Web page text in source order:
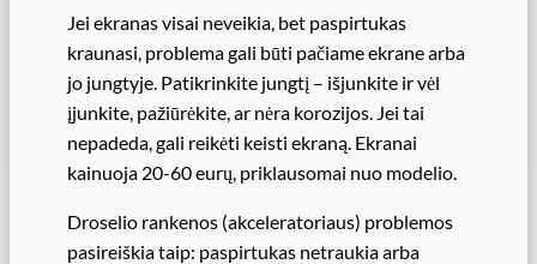
Jei ekranas visai neveikia, bet paspirtukas
kraunasi, problema gali būti pačiame ekrane arba
jo jungtyje. Patikrinkite jungtį – išjunkite ir vėl
įjunkite, pažiūrėkite, ar nėra korozijos. Jei tai
nepadeda, gali reikėti keisti ekraną. Ekranai
kainuoja 20-60 eurų, priklausomai nuo modelio.
Droselio rankenos (akceleratoriaus) problemos
pasireiškia taip: paspirtukas netraukia arba